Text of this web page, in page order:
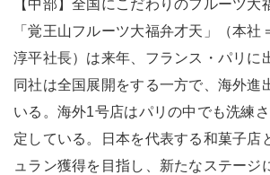
【中部】全国にこだわりのフルーツ大
「覚王山フルーツ大福弁才天」（本社
淳平社長）は来年、フランス・パリに
同社は全国展開をする一方で、海外進
いる。海外1号店はパリの中でも洗練
定している。日本を代表する和菓子店
ュラン獲得を目指し、新たなステージ